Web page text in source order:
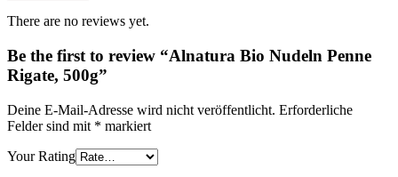
There are no reviews yet.
Be the first to review “Alnatura Bio Nudeln Penne
Rigate, 500g”
Deine E-Mail-Adresse wird nicht veröffentlicht. Erforderliche
Felder sind mit * markiert
Your Rating